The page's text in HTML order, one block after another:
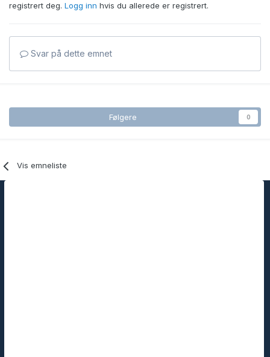
registrert deg. Logg inn hvis du allerede er registrert.
Svar på dette emnet
Følgere 0
Vis emneliste